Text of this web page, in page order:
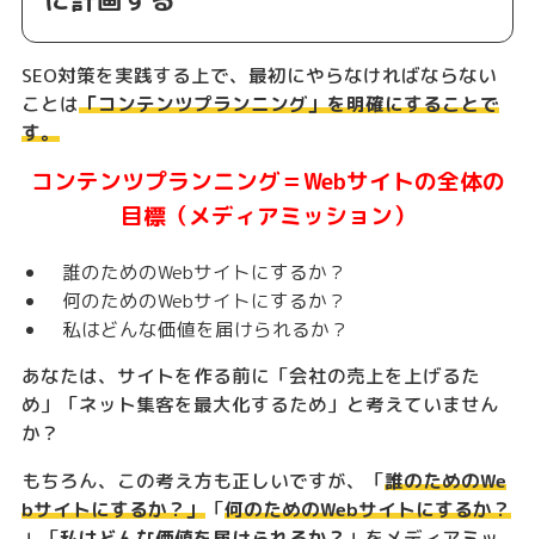
SEO対策を実践する上で、最初にやらなければならない
ことは「コンテンツプランニング」を明確にすることで
す。
コンテンツプランニング＝Webサイトの全体の
目標（メディアミッション）
誰のためのWebサイトにするか？
何のためのWebサイトにするか？
私はどんな価値を届けられるか？
あなたは、サイトを作る前に「会社の売上を上げるた
め」「ネット集客を最大化するため」と考えていません
か？
もちろん、この考え方も正しいですが、「誰のためのWe
bサイトにするか？」「何のためのWebサイトにするか？